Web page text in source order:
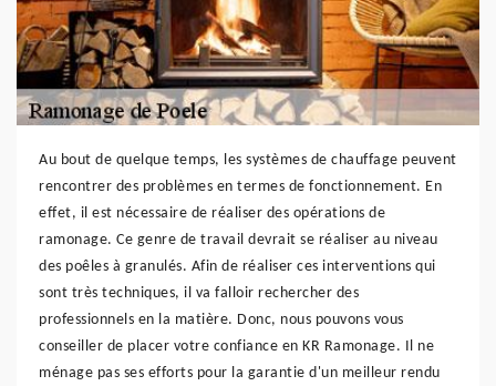
Au bout de quelque temps, les systèmes de chauffage peuvent
rencontrer des problèmes en termes de fonctionnement. En
effet, il est nécessaire de réaliser des opérations de
ramonage. Ce genre de travail devrait se réaliser au niveau
des poêles à granulés. Afin de réaliser ces interventions qui
sont très techniques, il va falloir rechercher des
professionnels en la matière. Donc, nous pouvons vous
conseiller de placer votre confiance en KR Ramonage. Il ne
ménage pas ses efforts pour la garantie d'un meilleur rendu